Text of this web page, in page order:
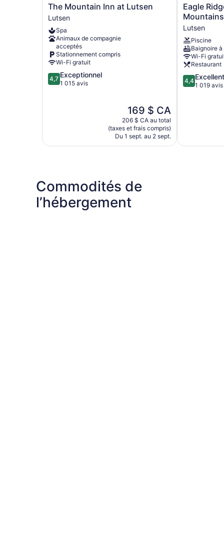
The
Mountain
Inn
at
Lutsen
Lutsen
The Mountain Inn at Lutsen
Lutsen
Spa
Animaux de compagnie
acceptés
Stationnement compris
Wi-Fi gratuit
4.7
sur
4,7 Exceptionnel
1 015 avis
Le
prix
est
de
169 $ CA
169 $ CA
206 $ CA au total
(taxes et frais compris)
Du 1 sept. au 2 sept.
Eagle
Ridge
Resort
at
Lutsen
Mountains
Lutsen
Eagle
Mountains
Lutsen
Piscine
Baignoire à
Wi-Fi
Restaurant
4.4
sur
4,4 Excellent
1 019 avis
Commodités de
l’hébergement